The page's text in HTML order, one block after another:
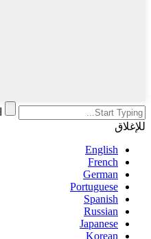
للإغلاق
English
French
German
Portuguese
Spanish
Russian
Japanese
Korean